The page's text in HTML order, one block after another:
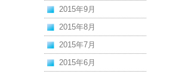
2015年9月
2015年8月
2015年7月
2015年6月